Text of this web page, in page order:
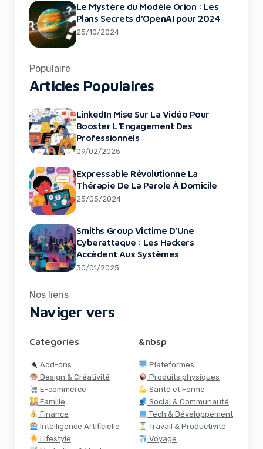
Le Mystère du Modèle Orion : Les
Plans Secrets d’OpenAI pour 2024
25/10/2024
Populaire
Articles Populaires
LinkedIn Mise Sur La Vidéo Pour
Booster L’Engagement Des
Professionnels
09/02/2025
Expressable Révolutionne La
Thérapie De La Parole À Domicile
25/05/2024
Smiths Group Victime D’Une
Cyberattaque : Les Hackers
Accèdent Aux Systèmes
30/01/2025
Nos liens
Naviger vers
Catégories
Add-ons
Design & Créativité
E-commerce
Famille
Finance
Intelligence Artificielle
Lifestyle
&nbsp
Plateformes
Produits physiques
Santé et Forme
Social & Communauté
Tech & Développement
Travail & Productivité
Voyage